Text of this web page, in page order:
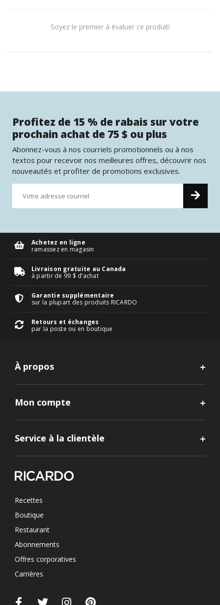
Soyez le premier à évaluer ce produit!
Profitez de 15 % de rabais sur votre
prochain achat de 75 $ ou plus
Abonnez-vous à nos courriels promotionnels ou à nos
textos pour recevoir nos meilleures offres, découvrir nos
nouveautés et profiter de promotions exclusives.
Achetez en ligne
ramassez en magasin
Livraison gratuite au Canada
à partir de 99 $ d’achat
Garantie supplémentaire
sur la plupart des produits RICARDO
Retours et échanges
par la poste ou en boutique
À propos
Mon compte
Service à la clientèle
Recettes
Boutique
Restaurant
Abonnements
Offres corporatives
Carrières